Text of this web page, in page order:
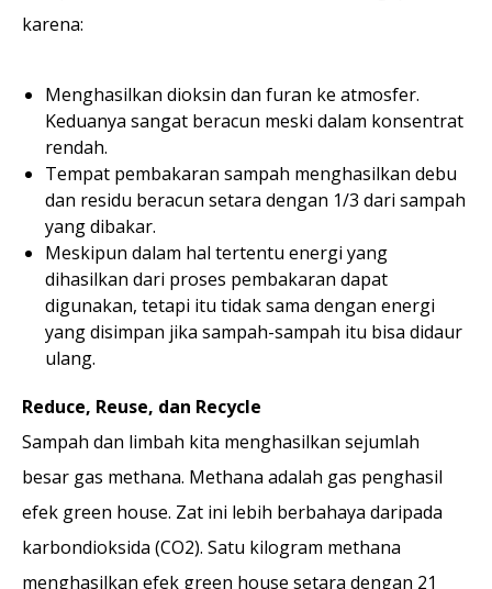
karena:
Menghasilkan dioksin dan furan ke atmosfer.
Keduanya sangat beracun meski dalam konsentrat
rendah.
Tempat pembakaran sampah menghasilkan debu
dan residu beracun setara dengan 1/3 dari sampah
yang dibakar.
Meskipun dalam hal tertentu energi yang
dihasilkan dari proses pembakaran dapat
digunakan, tetapi itu tidak sama dengan energi
yang disimpan jika sampah-sampah itu bisa didaur
ulang.
Reduce, Reuse, dan Recycle
Sampah dan limbah kita menghasilkan sejumlah
besar gas methana. Methana adalah gas penghasil
efek green house. Zat ini lebih berbahaya daripada
karbondioksida (CO2). Satu kilogram methana
menghasilkan efek green house setara dengan 21